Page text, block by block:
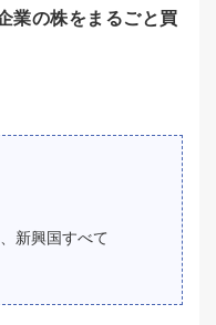
業の株をまるごと買
新興国すべて